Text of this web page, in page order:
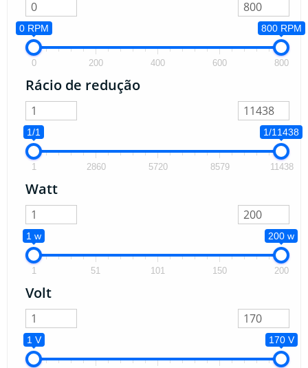
0 RPM 800 RPM
0 200 400 600 800
Rácio de redução
1/1 1/11438
1 2860 5720 8579 11438
Watt
1 w 200 w
1 51 101 150 200
Volt
1 V 170 V